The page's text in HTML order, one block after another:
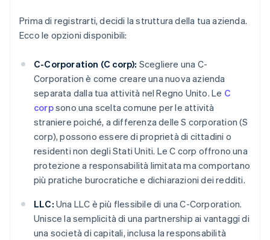
Prima di registrarti, decidi la struttura della tua azienda.
Ecco le opzioni disponibili:
C-Corporation (C corp): Scegliere una C-
Corporation è come creare una nuova azienda
separata dalla tua attività nel Regno Unito. Le C
corpsono una scelta comune per le attività
straniere poiché, a differenza delle S corporation (S
corp), possono essere di proprietà di cittadini o
residenti non degli Stati Uniti. Le C corp offrono una
protezione a responsabilità limitata ma comportano
più pratiche burocratiche e dichiarazioni dei redditi.
LLC: Una LLC è più flessibile di una C-Corporation.
Unisce la semplicità di una partnership ai vantaggi di
una società di capitali, inclusa la responsabilità